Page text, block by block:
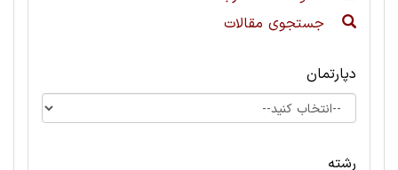
جستجوی مقالات
دپارتمان
رشته